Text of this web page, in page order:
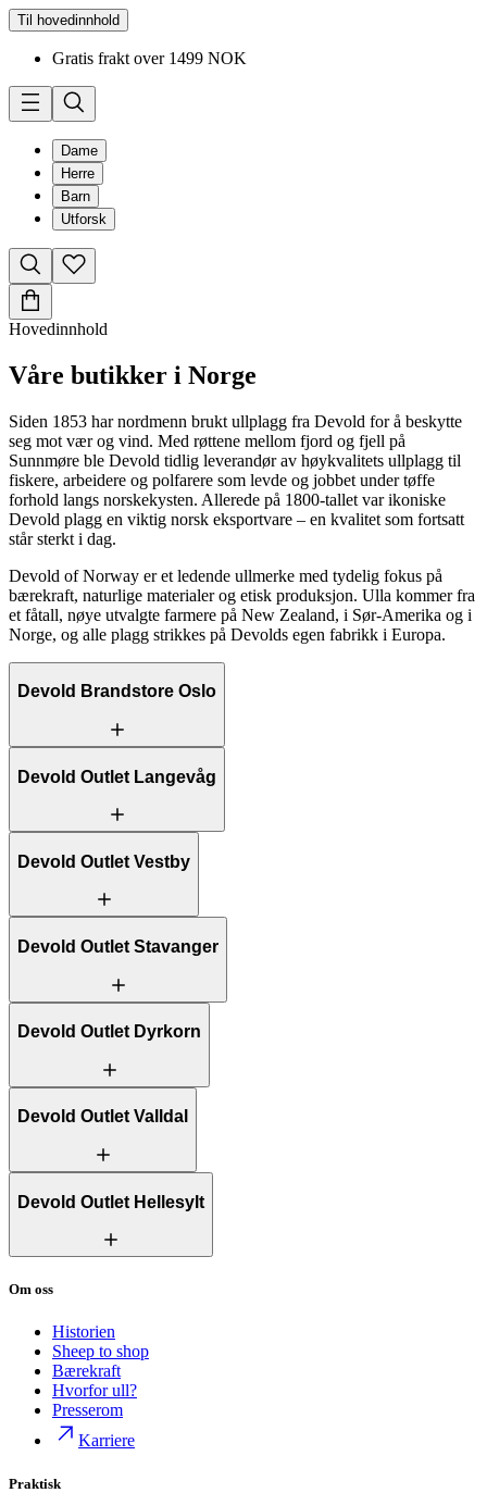
Til hovedinnhold
Gratis frakt over 1499 NOK
Dame
Herre
Barn
Utforsk
Hovedinnhold
Våre butikker i Norge
Siden 1853 har nordmenn brukt ullplagg fra Devold for å beskytte
seg mot vær og vind. Med røttene mellom fjord og fjell på
Sunnmøre ble Devold tidlig leverandør av høykvalitets ullplagg til
fiskere, arbeidere og polfarere som levde og jobbet under tøffe
forhold langs norskekysten. Allerede på 1800-tallet var ikoniske
Devold plagg en viktig norsk eksportvare – en kvalitet som fortsatt
står sterkt i dag.
Devold of Norway er et ledende ullmerke med tydelig fokus på
bærekraft, naturlige materialer og etisk produksjon. Ulla kommer fra
et fåtall, nøye utvalgte farmere på New Zealand, i Sør-Amerika og i
Norge, og alle plagg strikkes på Devolds egen fabrikk i Europa.
Devold Brandstore Oslo
Devold Outlet Langevåg
Devold Outlet Vestby
Devold Outlet Stavanger
Devold Outlet Dyrkorn
Devold Outlet Valldal
Devold Outlet Hellesylt
Om oss
Historien
Sheep to shop
Bærekraft
Hvorfor ull?
Presserom
Karriere
Praktisk